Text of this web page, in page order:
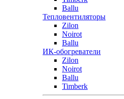
Ballu
Тепловентиляторы
Zilon
Noirot
Ballu
ИК-обогреватели
Zilon
Noirot
Ballu
Timberk